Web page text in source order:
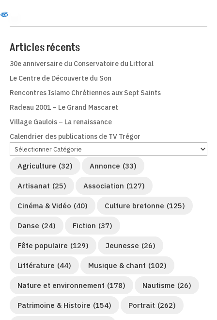
Articles récents
30e anniversaire du Conservatoire du Littoral
Le Centre de Découverte du Son
Rencontres Islamo Chrétiennes aux Sept Saints
Radeau 2001 – Le Grand Mascaret
Village Gaulois – La renaissance
Calendrier des publications de TV Trégor
Agriculture (32) Annonce (33)
Artisanat (25) Association (127)
Cinéma & Vidéo (40) Culture bretonne (125)
Danse (24) Fiction (37)
Fête populaire (129) Jeunesse (26)
Littérature (44) Musique & chant (102)
Nature et environnement (178) Nautisme (26)
Patrimoine & Histoire (154) Portrait (262)